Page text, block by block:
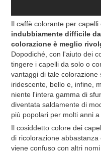
Il caffè colorante per capelli
indubbiamente difficile
colorazione è meglio
Dopodiché, con l'aiuto dei
tingere i capelli da solo o
vantaggi di tale colorazione
iridescente, bello e, infine,
niente l'intera gamma di
diventata saldamente di
più popolari per molti anni a
Il cosiddetto colore dei
di ricolorazione
viene confuso con altri